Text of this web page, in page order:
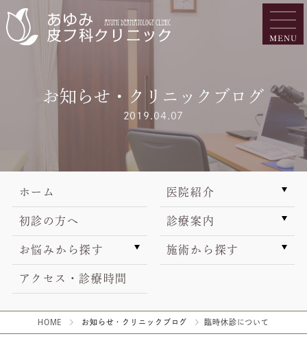
お知らせ・クリニックブログ
2019.04.07
ホーム 医院紹介
初診の方へ 診療案内
お悩みから探す 施術から探す
アクセス・診療時間
HOME お知らせ・クリニックブログ 臨時休診について